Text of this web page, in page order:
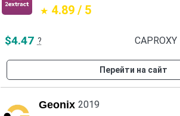
4.89 / 5
$4.47 ? CAPROXY
Перейти на сайт
Geonix 2019